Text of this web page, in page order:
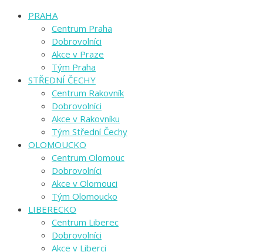
PRAHA
Centrum Praha
Dobrovolníci
Akce v Praze
Tým Praha
STŘEDNÍ ČECHY
Centrum Rakovník
Dobrovolníci
Akce v Rakovníku
Tým Střední Čechy
OLOMOUCKO
Centrum Olomouc
Dobrovolníci
Akce v Olomouci
Tým Olomoucko
LIBERECKO
Centrum Liberec
Dobrovolníci
Akce v Liberci